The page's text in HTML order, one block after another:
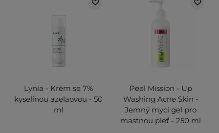
Lynia - Krém se 7%
kyselinou azelaovou - 50
ml
Peel Mission - Up
Washing Acne Skin -
Jemný mycí gel pro
mastnou pleť - 250 ml